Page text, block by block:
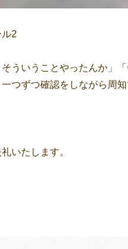
そういうことやったんか」
つずつ確認をしながら周
いたします。